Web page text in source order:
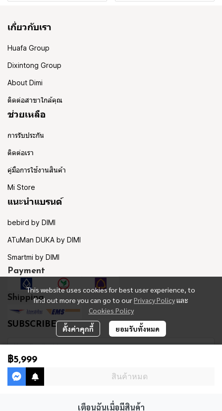
฿5,999
สินค้าหมด
เตือนฉันเมื่อมีสินค้า
This website uses cookies for best user experience, to
find out more you can go to ourPrivacy Policyและ
Cookies Policy
ตั้งค่าคุกกี้ ยอมรับทั้งหมด
เกี่ยวกับเรา
Huafa Group
Dixintong Group
About Dimi
ติดต่อสาขาใกล้คุณ
ช่วยเหลือ
การรับประกัน
ติดต่อเรา
คู่มือการใช้งานสินค้า
Mi Store
แนะนำแบรนด์
bebird by DIMI
ATuMan DUKA by DIMI
Smartmi by DIMI
Payment
Shipping
SUBSCRIBE
รับข่าวสาร